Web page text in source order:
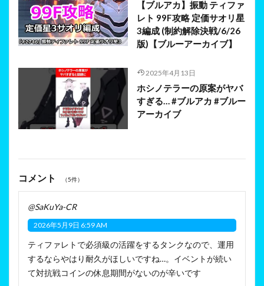
【ブルアカ】振動 ティファ
レト 99F攻略 定価サオリ星
3編成 (制約解除決戦/6/26
版)【ブルーアーカイブ】
2025年4月13日
ホシノテラーの原案がヤバ
すぎる… #ブルアカ #ブルー
アーカイブ
コメント （5件）
@SaKuYa-CR
2026年5月9日 6:59 AM
ティファレトで必須級の活躍をするタンクなので、運用
するならやはり耐久がほしいですね…。イベントが続い
て対抗戦コインの休息期間がないのが辛いです